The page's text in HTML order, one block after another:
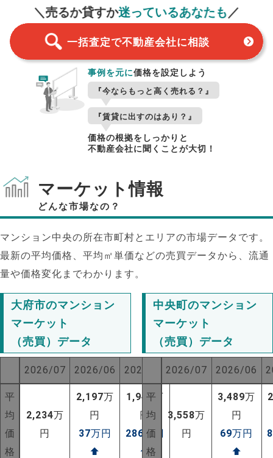
＼売るか貸すか迷っているあなたも／
一括査定で不動産会社に相談
事例を元に価格を設定しよう
『今ならもっと高く売れる？』
『賃貸に出すのはあり？』
価格の根拠をしっかりと
不動産会社に聞くことが大切！
マーケット情報
どんな市場なの？
マンション中央の所在市町村とエリアの市場データです。
最新の平均価格、平均㎡単価などの売買データから、流通
量や価格変化までわかります。
大府市のマンション
マーケット
（売買）データ
2026/07 2026/06 2025/07
平
均
価
格
2,234万
円
2,197万
円
37万円
⬆
1,948万
円
286 万円
⬆
中央町のマンション
マーケット
（売買）データ
2026/07 2026/06
平
均
価
格
3,558万
円
3,489万
円
69万円
⬆